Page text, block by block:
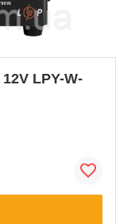
LPY-W-